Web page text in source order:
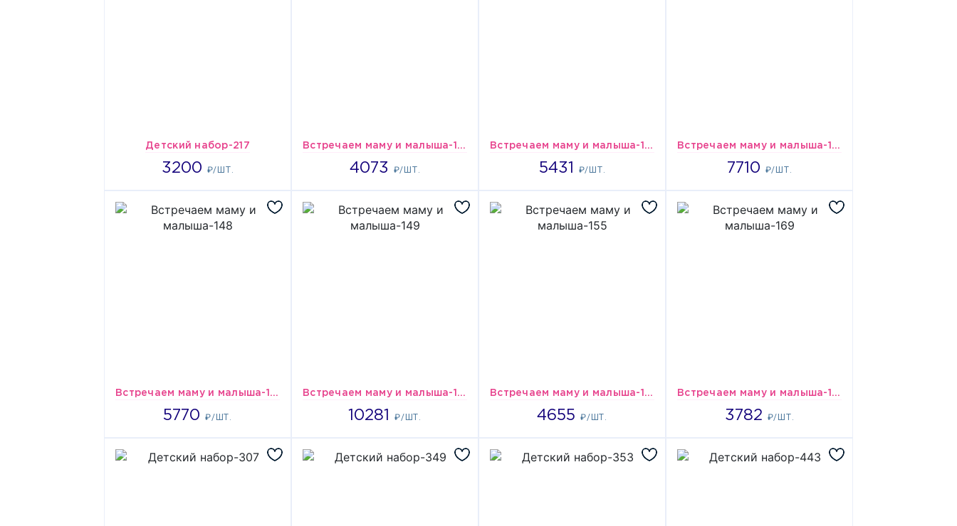
Детский набор-217
3200 ₽/ШТ.
3200 Встречаем маму и малыша-118
4073 ₽/ШТ.
4073 Встречаем маму и малыша-128
5431 ₽/ШТ.
5431 Встречаем маму и малыша-140
7710 ₽/ШТ.
7710
Встречаем маму и малыша-148
5770₽/ШТ.
5770 Встречаем маму и малыша-149
10281₽/ШТ.
10281 Встречаем маму и малыша-155
4655₽/ШТ.
4655 Встречаем маму и малыша-169
3782 ₽/ШТ.
3782